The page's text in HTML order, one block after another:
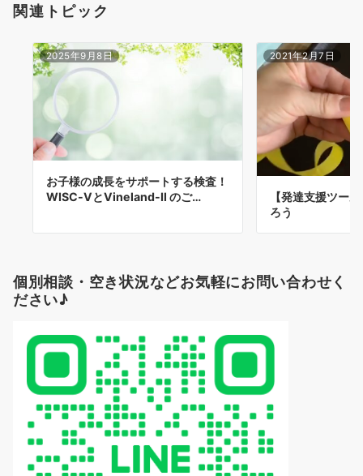
ン
関連トピック
2025年9月8日
お子様の成長をサポートする検査！
WISC-ⅤとVineland-Ⅱ のご…
2021年2月7日
【発達支援ツー
ろう
個別相談・空き状況などお気軽にお問い合わせく
ださい♪